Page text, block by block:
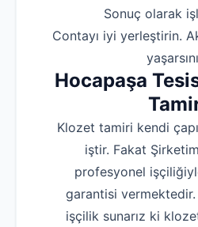
‌Sonuç olarak
‌Contayı iyi yerleştirin.
Hocapaşa
Klozet tamiri kendi
iştir. Fakat
profesyonel
garantisi
işçilik sunarız ki